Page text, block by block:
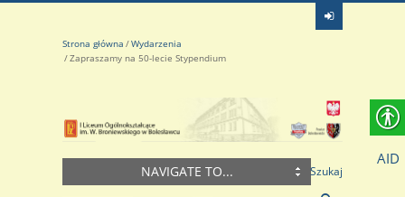
Strona główna
Wydarzenia
Zapraszamy na 50-lecie Stypendium
NAVIGATE TO... Szukaj
AID